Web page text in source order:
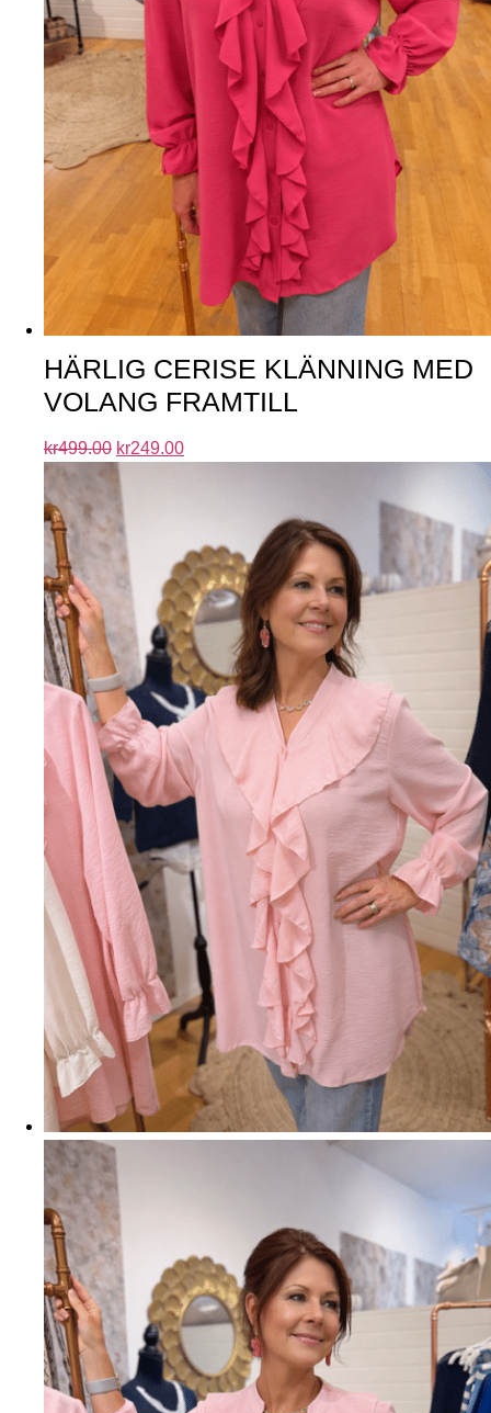
HÄRLIG CERISE KLÄNNING MED
VOLANG FRAMTILL
kr499.00 kr249.00